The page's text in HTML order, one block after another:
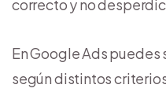
correcto y no
En Google Ads
según distintos